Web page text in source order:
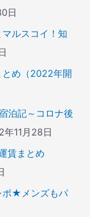
日
ルスコイ！知
とめ（2022年開
泊記～コロナ後
年11月28日
賃まとめ
ポ★メンズもパ